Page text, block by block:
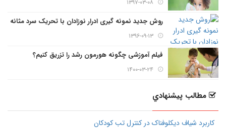
۱۳۹۷-۰۳-۰۸
روش جدید نمونه گیری ادرار نوزادان با تحریک سرد مثانه
۱۳۹۶-۰۹-۱۳
فیلم آموزشی چگونه هورمون رشد را تزریق کنیم؟
۱۴۰۰-۰۳-۲۴
مطالب پيشنهادي
کاربرد شیاف دیکلوفناک در کنترل تب کودکان